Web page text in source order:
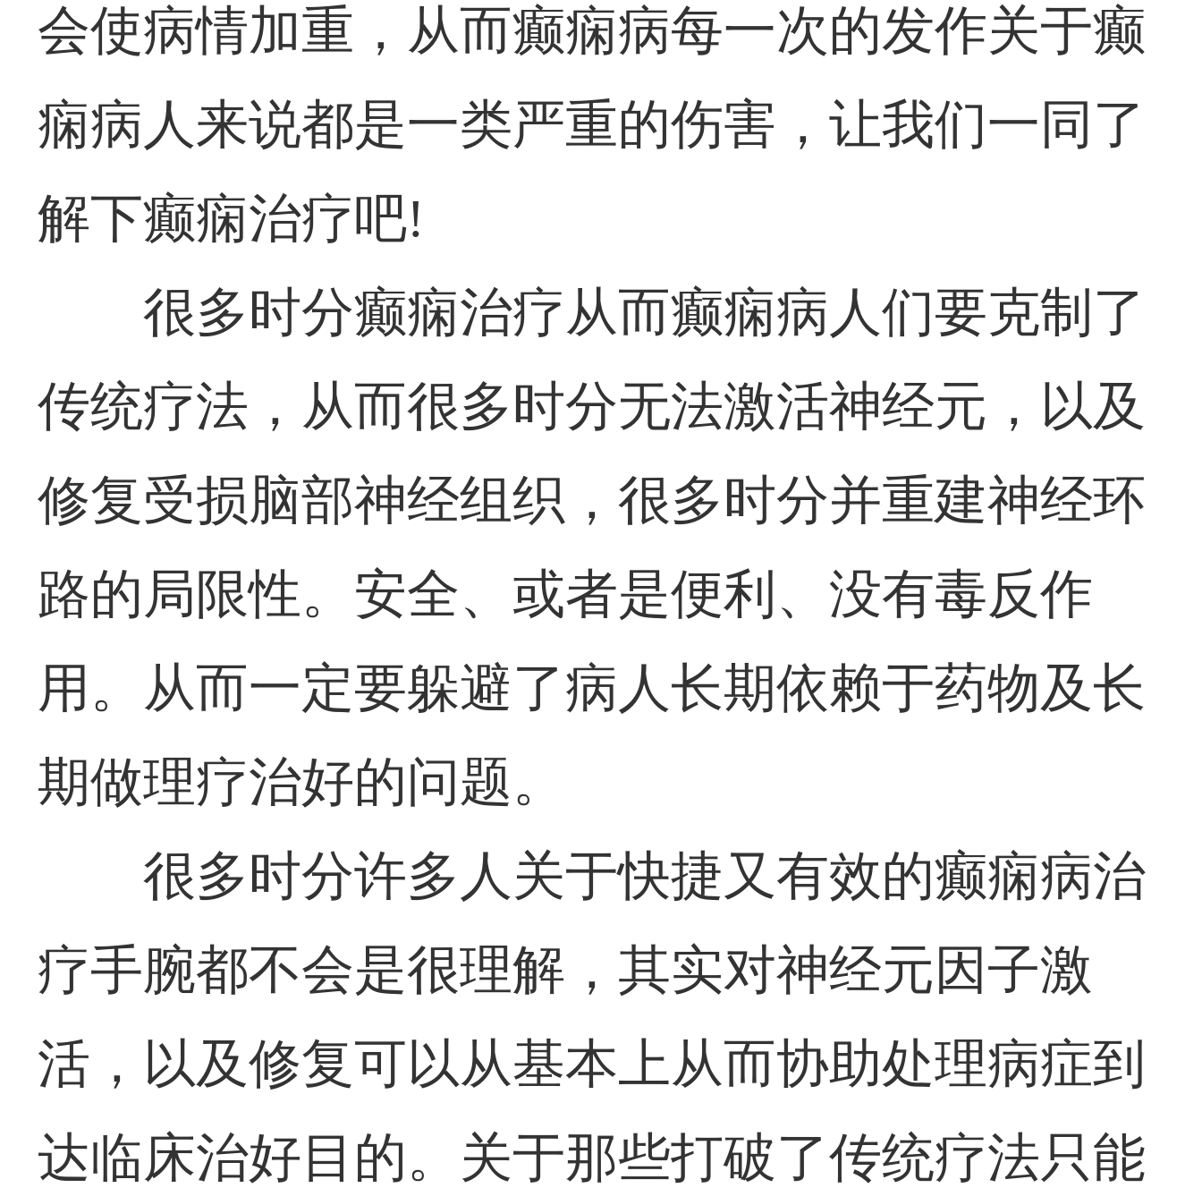
会使病情加重，从而癫痫病每一次的发作关于癫
痫病人来说都是一类严重的伤害，让我们一同了
解下癫痫治疗吧!
很多时分癫痫治疗从而癫痫病人们要克制了
传统疗法，从而很多时分无法激活神经元，以及
修复受损脑部神经组织，很多时分并重建神经环
路的局限性。安全、或者是便利、没有毒反作
用。从而一定要躲避了病人长期依赖于药物及长
期做理疗治好的问题。
很多时分许多人关于快捷又有效的癫痫病治
疗手腕都不会是很理解，其实对神经元因子激
活，以及修复可以从基本上从而协助处理病症到
达临床治好目的。关于那些打破了传统疗法只能